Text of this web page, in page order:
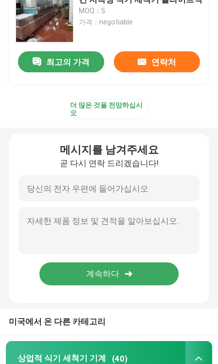
자동 그릇 세척기 기계
컨베이어 상업적 식기 세척기
산업적 접시 세척 기계
상업적 언더 카운터 식기 세척기
음식물 찌꺼기 처리 장치
MOQ：5
가격：negotiable
최고의 가격 연락처
더 많은 것을 전망하십시
오
메시지를 남겨주세요
곧 다시 연락 드리겠습니다!
미국에서 온 다른 카테고리
상업적 식기 세척기 기계 (40)